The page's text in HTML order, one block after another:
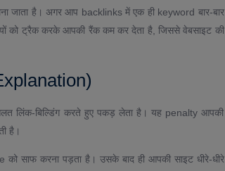
जाता है। अगर आप backlinks में एक ही keyword बार-बार
को ट्रैक करके आपकी रैंक कम कर देता है, जिससे वेबसाइट की
लिंक-बिल्डिंग करते हुए पकड़ लेता है। यह penalty आपकी
है।
साफ करना पड़ता है। उसके बाद ही आपकी साइट धीरे-धीरे